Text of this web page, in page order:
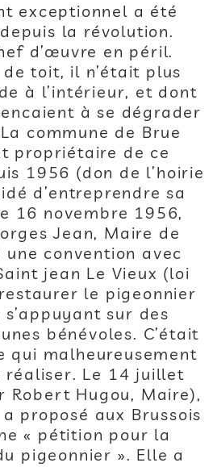
exceptionnel a été
la révolution.
d’œuvre en péril.
de toit, il n’était plus
à l’intérieur, et dont
à se dégrader
commune de Brue
propriétaire de ce
1956 (don de l’hoirie
d’entreprendre sa
16 novembre 1956,
Jean, Maire de
une convention avec
jean Le Vieux (loi
le pigeonnier
sur des
bénévoles. C’était
qui malheureusement
réaliser. Le 14 juillet
Robert Hugou, Maire),
proposé aux Brussois
« pétition pour la
pigeonnier ». Elle a